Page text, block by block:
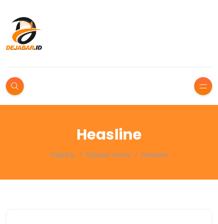
Heasline
Dejabar Dejabar Home Heasline